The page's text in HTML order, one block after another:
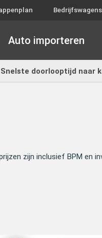
Bedrijfswagens
Auto importeren
Snelste doorlooptijd naar
zijn inclusief BPM en